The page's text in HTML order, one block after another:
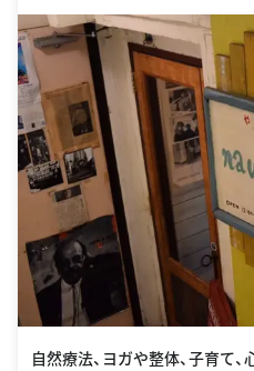
自然療法、ヨガや整体、子育て、